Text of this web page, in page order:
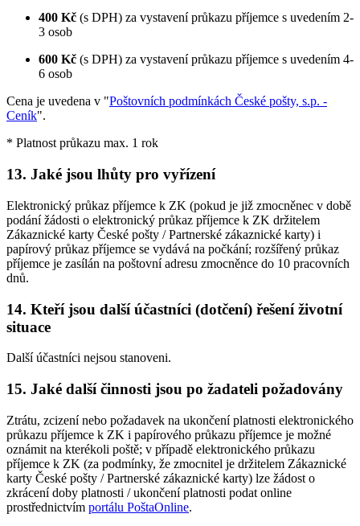
400 Kč (s DPH) za vystavení průkazu příjemce s uvedením 2-
3 osob
600 Kč (s DPH) za vystavení průkazu příjemce s uvedením 4-
6 osob
Cena je uvedena v "Poštovních podmínkách České pošty, s.p. -
Ceník".
* Platnost průkazu max. 1 rok
13. Jaké jsou lhůty pro vyřízení
Elektronický průkaz příjemce k ZK (pokud je již zmocněnec v době
podání žádosti o elektronický průkaz příjemce k ZK držitelem
Zákaznické karty České pošty / Partnerské zákaznické karty) i
papírový průkaz příjemce se vydává na počkání; rozšířený průkaz
příjemce je zasílán na poštovní adresu zmocněnce do 10 pracovních
dnů.
14. Kteří jsou další účastníci (dotčení) řešení životní
situace
Další účastníci nejsou stanoveni.
15. Jaké další činnosti jsou po žadateli požadovány
Ztrátu, zcizení nebo požadavek na ukončení platnosti elektronického
průkazu příjemce k ZK i papírového průkazu příjemce je možné
oznámit na kterékoli poště; v případě elektronického průkazu
příjemce k ZK (za podmínky, že zmocnitel je držitelem Zákaznické
karty České pošty / Partnerské zákaznické karty) lze žádost o
zkrácení doby platnosti / ukončení platnosti podat online
prostřednictvím portálu PoštaOnline.